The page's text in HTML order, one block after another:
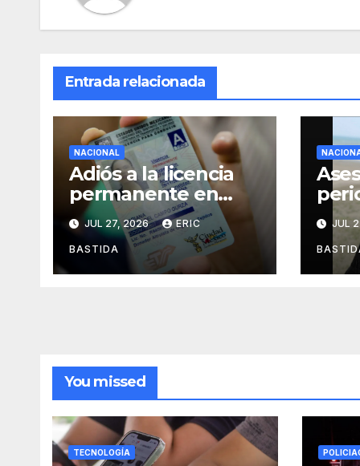
Entrada relacionada
NACIONAL
Adiós a la licencia
permanente en
CDMX
JUL 27, 2026 ERIC
BASTIDA
JUL
You missed
TECNOLOGÍA